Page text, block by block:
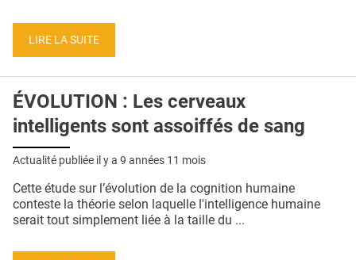
LIRE LA SUITE
ÉVOLUTION : Les cerveaux
intelligents sont assoiffés de sang
Actualité publiée il y a 9 années 11 mois
Cette étude sur l’évolution de la cognition humaine
conteste la théorie selon laquelle l'intelligence humaine
serait tout simplement liée à la taille du ...